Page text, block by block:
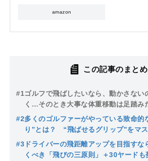
amazon
この記事のまとめ
#1ゴルフで飛ばしたいなら、動かさない
く…そのとき大事な体重移動は足踏み
いう事実〈てらゆー〉
#2多くのゴルファーがやっている致命的
り”とは？ “飛ばせるグリップ”をマ
最初にやるべきこと〈てらゆー〉
#3 ドライバーの飛距離アップを目指すな
くべき「飛びの三原則」＋30ヤード